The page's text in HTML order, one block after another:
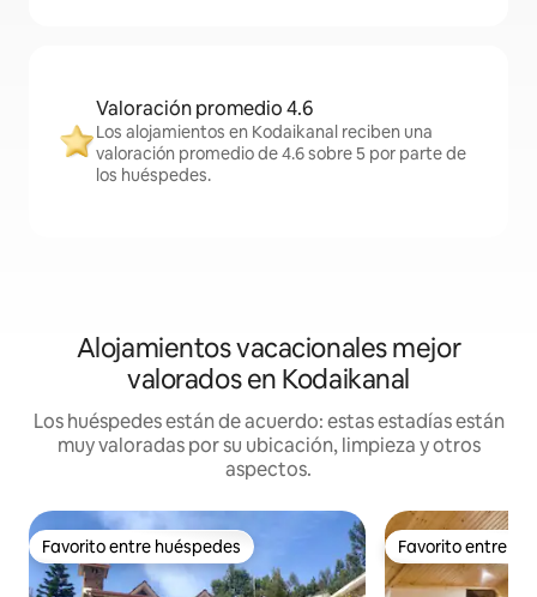
Valoración promedio 4.6
Los alojamientos en Kodaikanal reciben una
valoración promedio de 4.6 sobre 5 por parte de
los huéspedes.
Alojamientos vacacionales mejor
valorados en Kodaikanal
Los huéspedes están de acuerdo: estas estadías están
muy valoradas por su ubicación, limpieza y otros
aspectos.
Favorito entre huéspedes
Favorito entre huéspedes Favorito entre
Favorito entre